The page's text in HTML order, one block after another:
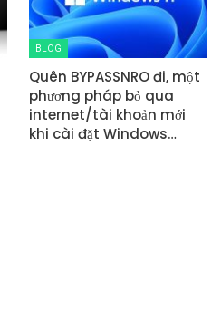
BLOG
Quên BYPASSNRO đi, một
phương pháp bỏ qua
internet/tài khoản mới
khi cài đặt Windows…